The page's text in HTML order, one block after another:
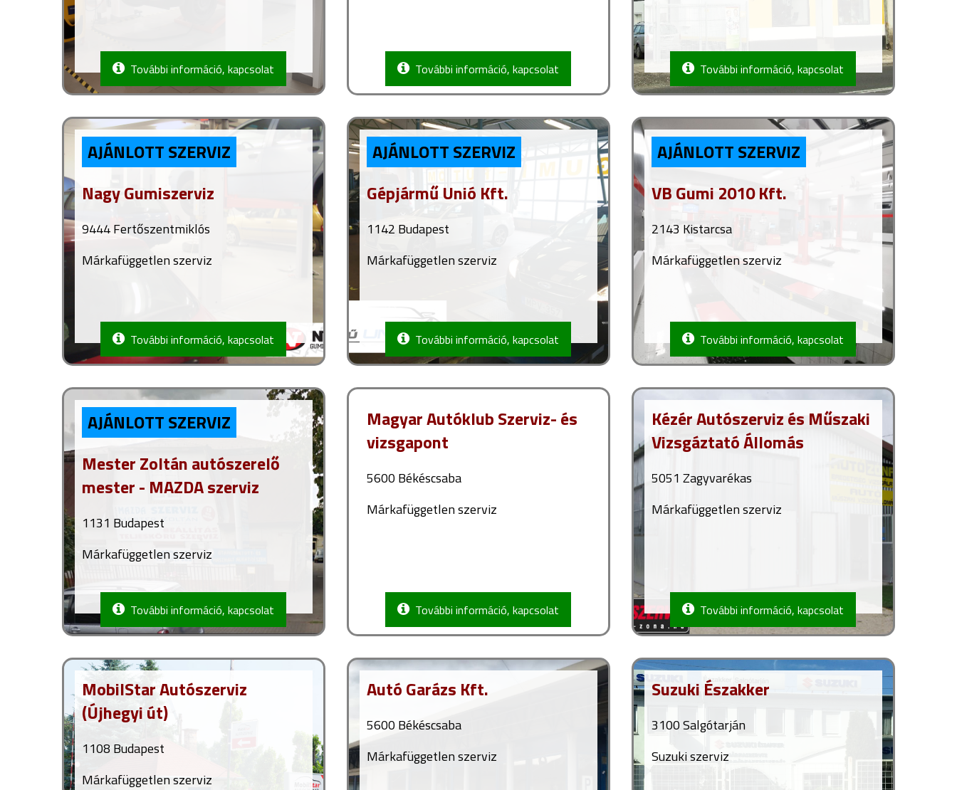
További információ, kapcsolat További információ, kapcsolat További információ, kapcsolat
AJÁNLOTT SZERVIZ
Nagy Gumiszerviz
9444 Fertőszentmiklós
Márkafüggetlen szerviz
További információ, kapcsolat
AJÁNLOTT SZERVIZ
Gépjármű Unió Kft.
1142 Budapest
Márkafüggetlen szerviz
További információ, kapcsolat
AJÁNLOTT SZERVIZ
VB Gumi 2010 Kft.
2143 Kistarcsa
Márkafüggetlen szerviz
További információ, kapcsolat
AJÁNLOTT SZERVIZ
Mester Zoltán autószerelő
mester - MAZDA szerviz
1131 Budapest
Márkafüggetlen szerviz
További információ, kapcsolat
Magyar Autóklub Szerviz- és
vizsgapont
5600 Békéscsaba
Márkafüggetlen szerviz
További információ, kapcsolat
Kézér Autószerviz és Műszaki
Vizsgáztató Állomás
5051 Zagyvarékas
Márkafüggetlen szerviz
További információ, kapcsolat
MobilStar Autószerviz
(Újhegyi út)
1108 Budapest
Márkafüggetlen szerviz
Autó Garázs Kft.
5600 Békéscsaba
Márkafüggetlen szerviz
Suzuki Északker
3100 Salgótarján
Suzuki szerviz